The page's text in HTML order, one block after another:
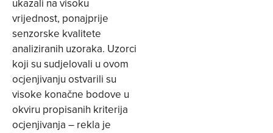
ukazali na visoku
vrijednost, ponajprije
senzorske kvalitete
analiziranih uzoraka. Uzorci
koji su sudjelovali u ovom
ocjenjivanju ostvarili su
visoke konačne bodove u
okviru propisanih kriterija
ocjenjivanja – rekla je